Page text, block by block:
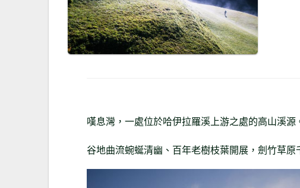
嘆息灣，一處位於哈伊拉羅溪上游之處的高山溪源
谷地曲流蜿蜒清幽、百年老樹枝葉開展，劍竹草